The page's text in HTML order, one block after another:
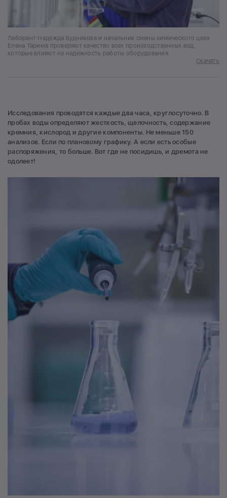
Лаборант Надежда Будникова и начальник смены химического цеха
Елена Тарима проверяют качество всех производственных вод,
которые влияют на надежность работы оборудования
Скачать
Исследования проводятся каждые два часа, круглосуточно. В
пробах воды определяют жесткость, щелочность, содержание
кремния, кислород и другие компоненты. Не меньше 150
анализов. Если по плановому графику. А если есть особые
распоряжения, то больше. Вот где не посидишь, и дремота не
одолеет!